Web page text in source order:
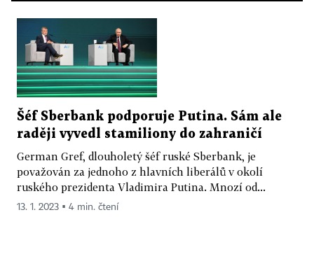
Šéf Sberbank podporuje Putina. Sám ale
raději vyvedl stamiliony do zahraničí
German Gref, dlouholetý šéf ruské Sberbank, je
považován za jednoho z hlavních liberálů v okolí
ruského prezidenta Vladimira Putina. Mnozí od...
13. 1. 2023 ▪ 4 min. čtení